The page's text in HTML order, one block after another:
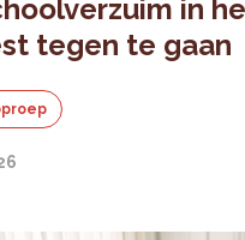
in
tegen te gaan